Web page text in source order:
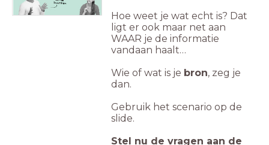
Hoe weet je wat echt is? Dat
ligt er ook maar net aan
WAAR je de informatie
vandaan haalt…
Wie of wat is je bron, zeg je
dan.
Gebruik het scenario op de
slide.
Stel nu de vragen aan de